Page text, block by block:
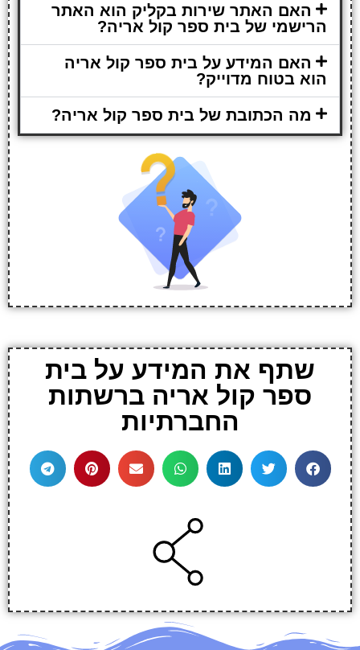
האם האתר שירות בקליק הוא האתר
הרישמי של בית ספר קול אריה?
האם המידע על בית ספר קול אריה
הוא בטוח מדוייק?
מה הכתובת של בית ספר קול אריה?
שתף את המידע על בית
ספר קול אריה ברשתות
החברתיות